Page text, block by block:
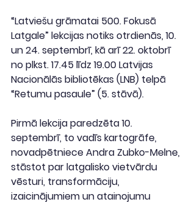
“Latviešu grāmatai 500. Fokusā
Latgale” lekcijas notiks otrdienās, 10.
un 24. septembrī, kā arī 22. oktobrī
no plkst. 17.45 līdz 19.00 Latvijas
Nacionālās bibliotēkas (LNB) telpā
“Retumu pasaule” (5. stāvā).
Pirmā lekcija paredzēta 10.
septembrī, to vadīs kartogrāfe,
novadpētniece Andra Zubko-Melne,
stāstot par latgalisko vietvārdu
vēsturi, transformāciju,
izaicinājumiem un atainojumu